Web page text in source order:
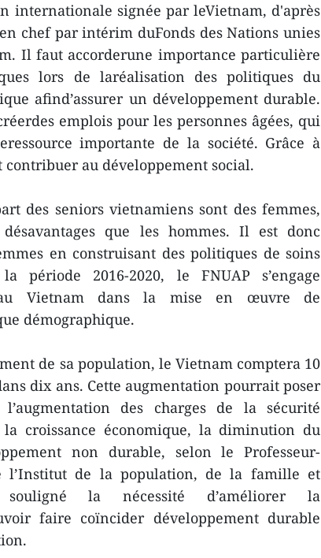
internationale signée par leVietnam, d'après
chef par intérim duFonds des Nations unies
Il faut accorderune importance particulière
lors de laréalisation des politiques du
afind’assurer un développement durable.
emplois pour les personnes âgées, qui
importante de la société. Grâce à
au développement social.
des seniors vietnamiens sont des femmes,
que les hommes. Il est donc
en construisant des politiques de soins
période 2016-2020, le FNUAP s’engage
Vietnam dans la mise en œuvre de
démographique.
de sa population, le Vietnam comptera 10
dix ans. Cette augmentation pourrait poser
des charges de la sécurité
croissance économique, la diminution du
non durable, selon le Professeur-
l’Institut de la population, de la famille et
la nécessité d’améliorer la
faire coïncider développement durable